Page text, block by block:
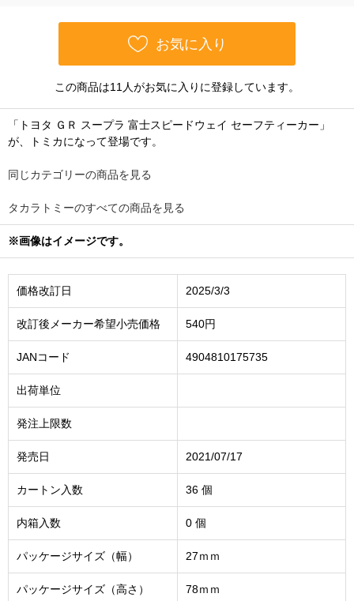
お気に入り
この商品は11人がお気に入りに登録しています。
「トヨタ ＧＲ スープラ 富士スピードウェイ セーフティーカー」
が、トミカになって登場です。
同じカテゴリーの商品を見る
タカラトミーのすべての商品を見る
※画像はイメージです。
価格改訂日 2025/3/3
改訂後メーカー希望小売価格 540円
JANコード 4904810175735
出荷単位
発注上限数
発売日 2021/07/17
カートン入数 36 個
内箱入数 0 個
パッケージサイズ（幅） 27ｍｍ
パッケージサイズ（高さ） 78ｍｍ